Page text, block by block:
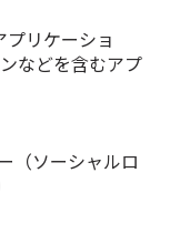
プリケーショ
などを含むアプ
（ソーシャルロ